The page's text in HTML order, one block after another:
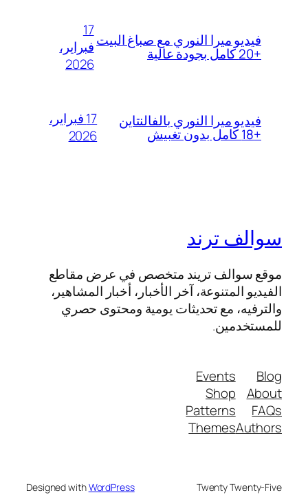
فيديو ميرا النوري مع صباغ البيت
+20 كامل بجودة عالية
17
فبراير،
2026
فيديو ميرا النوري بالفالنتاين
+18 كامل بدون تغبيش
17 فبراير،
2026
سوالف ترند
موقع سوالف تريند متخصص في عرض مقاطع
الفيديو المتنوعة، آخر الأخبار، أخبار المشاهير،
والترفيه، مع تحديثات يومية ومحتوى حصري
للمستخدمين.
Blog
About
FAQs
Authors
Events
Shop
Patterns
Themes
Twenty Twenty-Five
Designed withWordPress